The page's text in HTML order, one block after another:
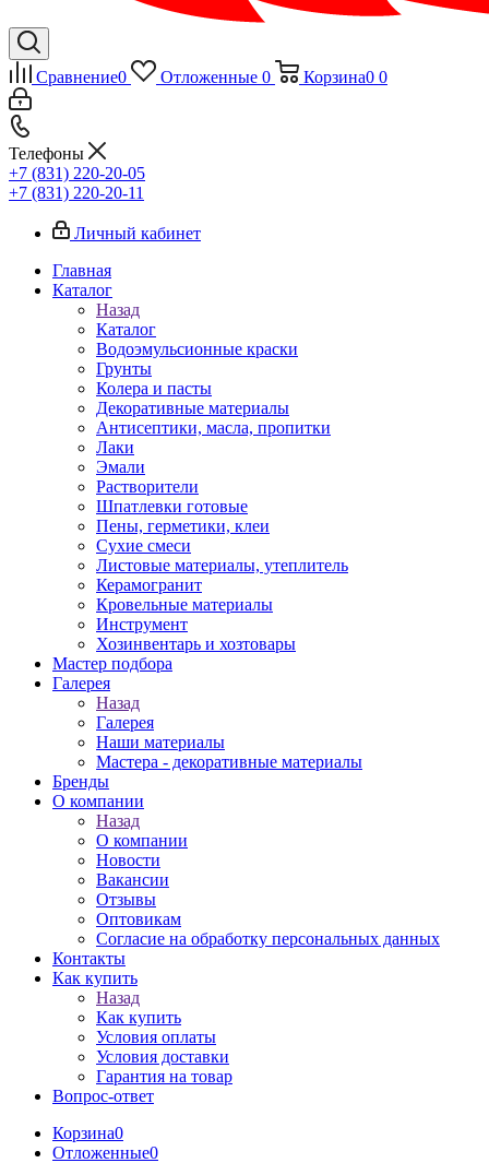
Сравнение0 Отложенные 0 Корзина0 0
Телефоны
+7 (831) 220-20-05
+7 (831) 220-20-11
Личный кабинет
Главная
Каталог
Назад
Каталог
Водоэмульсионные краски
Грунты
Колера и пасты
Декоративные материалы
Антисептики, масла, пропитки
Лаки
Эмали
Растворители
Шпатлевки готовые
Пены, герметики, клеи
Сухие смеси
Листовые материалы, утеплитель
Керамогранит
Кровельные материалы
Инструмент
Хозинвентарь и хозтовары
Мастер подбора
Галерея
Назад
Галерея
Наши материалы
Мастера - декоративные материалы
Бренды
О компании
Назад
О компании
Новости
Вакансии
Отзывы
Оптовикам
Cогласие на обработку персональных данных
Контакты
Как купить
Назад
Как купить
Условия оплаты
Условия доставки
Гарантия на товар
Вопрос-ответ
Корзина0
Отложенные0